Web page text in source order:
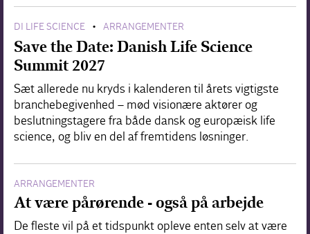
DI LIFE SCIENCE • ARRANGEMENTER
Save the Date: Danish Life Science
Summit 2027
Sæt allerede nu kryds i kalenderen til årets vigtigste
branchebegivenhed – mød visionære aktører og
beslutningstagere fra både dansk og europæisk life
science, og bliv en del af fremtidens løsninger.
ARRANGEMENTER
At være pårørende - også på arbejde
De fleste vil på et tidspunkt opleve enten selv at være